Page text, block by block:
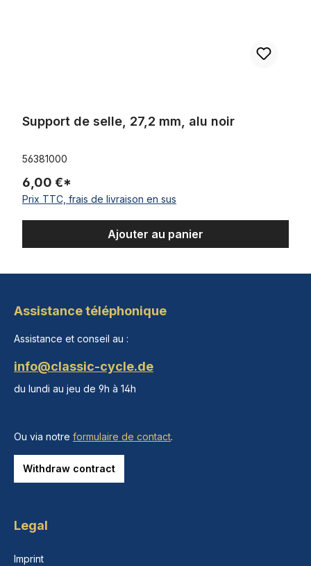
Support de selle, 27,2 mm, alu noir
56381000
6,00 €*
Prix TTC, frais de livraison en sus
Ajouter au panier
Assistance téléphonique
Assistance et conseil au :
info@classic-cycle.de
du lundi au jeu de 9h à 14h
Ou via notre formulaire de contact.
Withdraw contract
Legal
Imprint